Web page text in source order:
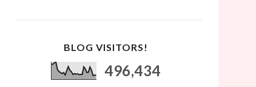
BLOG VISITORS!
496,434